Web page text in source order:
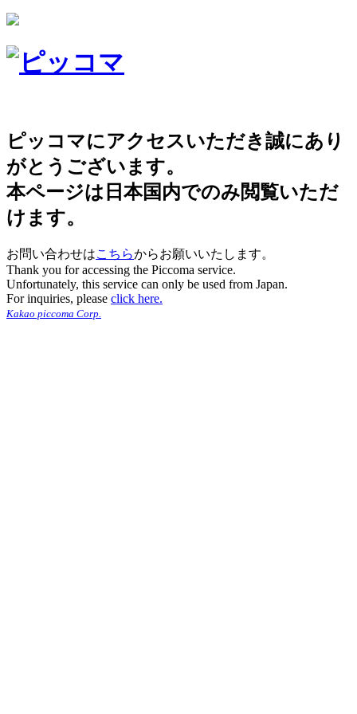
ピッコマにアクセスいただき誠にあり
がとうございます。
本ページは日本国内でのみ閲覧いただ
けます。
お問い合わせはこちらからお願いいたします。
Thank you for accessing the Piccoma service.
Unfortunately, this service can only be used from Japan.
For inquiries, please click here.
Kakao piccoma Corp.